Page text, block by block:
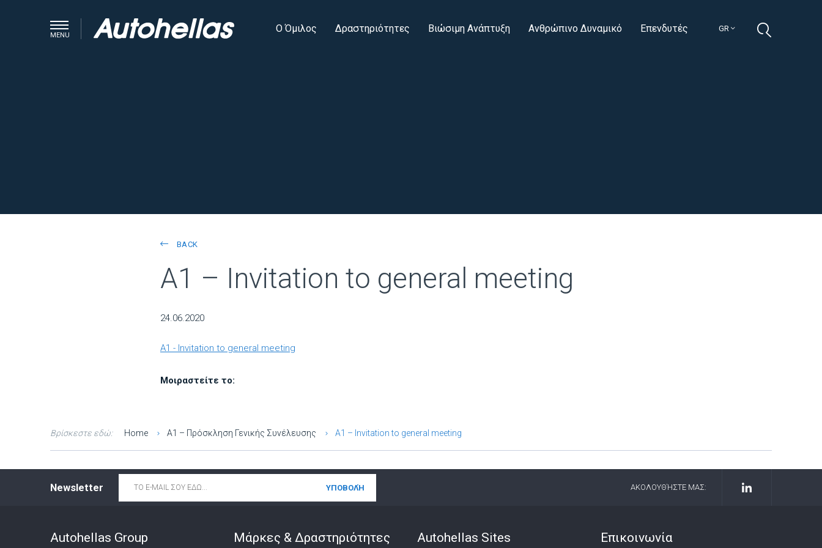
MENU
GR
Ο Όμιλος Δραστηριότητες Βιώσιμη Ανάπτυξη Ανθρώπινο Δυναμικό Επενδυτές
BACK
Α1 – Invitation to general meeting
24.06.2020
Α1 - Invitation to general meeting
Μοιραστείτε το:
Βρίσκεστε εδώ: Home Α1 – Πρόσκληση Γενικής Συνέλευσης Α1 – Invitation to general meeting
Newsletter
ΑΚΟΛΟΥΘΉΣΤΕ ΜΑΣ:
Autohellas Group Μάρκες & Δραστηριότητες Autohellas Sites Επικοινωνία